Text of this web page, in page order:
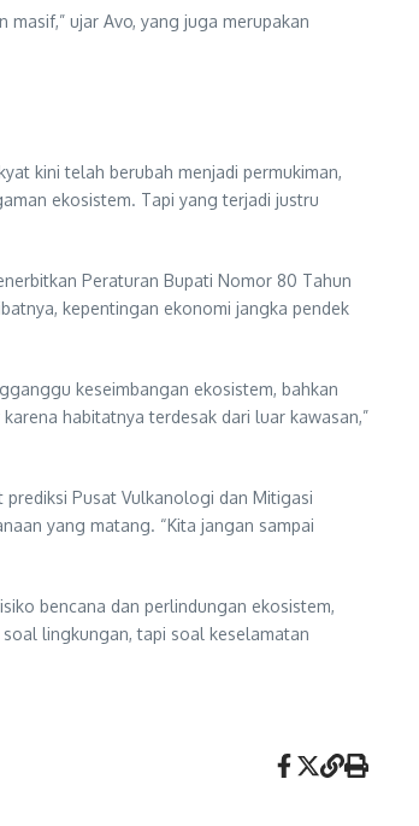
ujar Avo, yang juga merupakan
kini telah berubah menjadi permukiman,
ekosistem. Tapi yang terjadi justru
Peraturan Bupati Nomor 80 Tahun
kepentingan ekonomi jangka pendek
keseimbangan ekosistem, bahkan
habitatnya terdesak dari luar kawasan,”
Pusat Vulkanologi dan Mitigasi
yang matang. “Kita jangan sampai
bencana dan perlindungan ekosistem,
lingkungan, tapi soal keselamatan